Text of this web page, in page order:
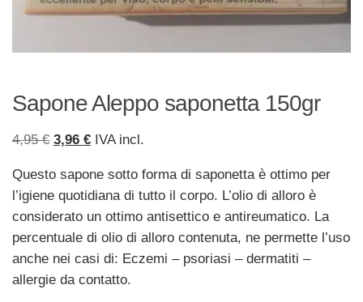
Sapone Aleppo saponetta 150gr
4,95€ Il
originale
era:
4,95 €.
3,96 €Il
attuale
è:
3,96 €.
IVA incl.
Questo sapone sotto forma di saponetta è ottimo per
l’igiene quotidiana di tutto il corpo. L’olio di alloro è
considerato un ottimo antisettico e antireumatico. La
percentuale di olio di alloro contenuta, ne permette l’uso
anche nei casi di: Eczemi – psoriasi – dermatiti –
allergie da contatto.